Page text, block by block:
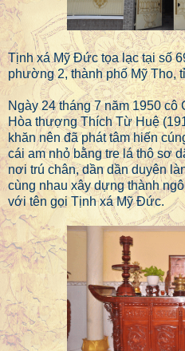
Tịnh xá Mỹ Đức tọa lạc tại số
phường 2, thành phố Mỹ Tho,
Ngày 24 tháng 7 năm 1950 cô
Hòa thượng Thích Từ Huệ
khăn nên đã phát tâm hiến
cái am nhỏ bằng tre lá thô sơ
nơi trú chân, dần dần duyên
cùng nhau xây dựng thành
với tên gọi Tịnh xá Mỹ Đức.